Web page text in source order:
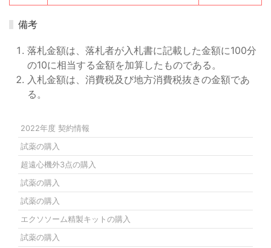
備考
落札金額は、落札者が入札書に記載した金額に100分
の10に相当する金額を加算したものである。
入札金額は、消費税及び地方消費税抜きの金額であ
る。
2022年度 契約情報
試薬の購入
超遠心機外3点の購入
試薬の購入
試薬の購入
エクソソーム精製キットの購入
試薬の購入